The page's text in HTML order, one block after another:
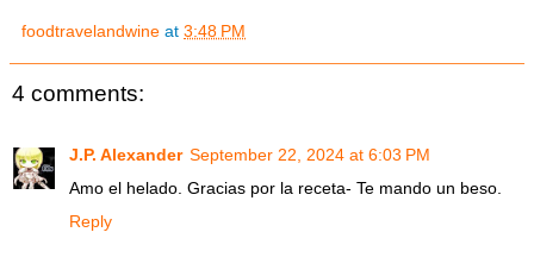
foodtravelandwine at 3:48 PM
4 comments:
J.P. Alexander September 22, 2024 at 6:03 PM
Amo el helado. Gracias por la receta- Te mando un beso.
Reply